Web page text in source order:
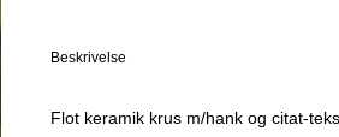
Beskrivelse
Flot keramik krus m/hank og citat-